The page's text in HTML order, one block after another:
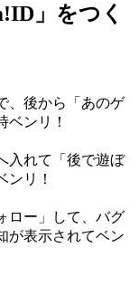
」をつく
、後から「あのゲ
ベンリ！
入れて「後で遊ぼ
ンリ！
ロー」して、バグ
が表示されてベン